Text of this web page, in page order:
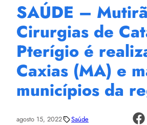
SAÚDE –
Cirurgias de
Pterígio é
Caxias (MA) e
municípios da
agosto 15, 2022 Saúde